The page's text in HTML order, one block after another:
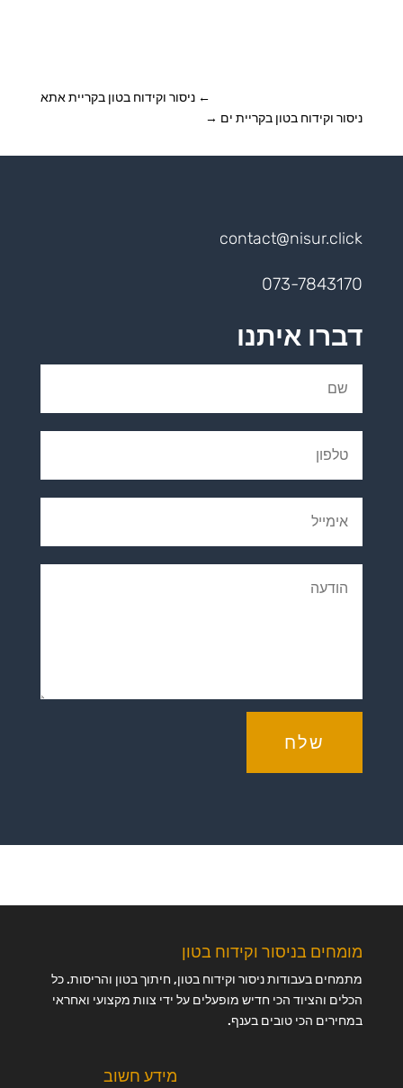
←ניסור וקידוח בטון בקריית אתא
ניסור וקידוח בטון בקריית ים →
contact@nisur.click
073-7843170
דברו איתנו
שלח
מומחים בניסור וקידוח בטון
מתמחים בעבודות ניסור וקידוח בטון, חיתוך בטון והריסות. כל
הכלים והציוד הכי חדיש מופעלים על ידי צוות מקצועי ואחראי
במחירים הכי טובים בענף.
מידע חשוב